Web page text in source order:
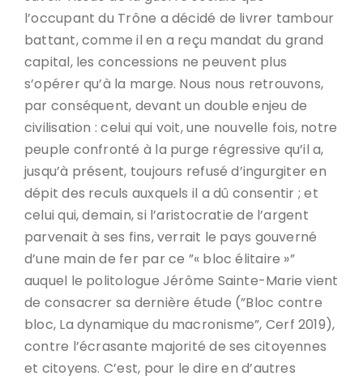
l’occupant du Trône a décidé de livrer tambour
battant, comme il en a reçu mandat du grand
capital, les concessions ne peuvent plus
s’opérer qu’à la marge. Nous nous retrouvons,
par conséquent, devant un double enjeu de
civilisation : celui qui voit, une nouvelle fois, notre
peuple confronté à la purge régressive qu’il a,
jusqu’à présent, toujours refusé d’ingurgiter en
dépit des reculs auxquels il a dû consentir ; et
celui qui, demain, si l’aristocratie de l’argent
parvenait à ses fins, verrait le pays gouverné
d’une main de fer par ce ”« bloc élitaire »”
auquel le politologue Jérôme Sainte-Marie vient
de consacrer sa dernière étude (”Bloc contre
bloc, La dynamique du macronisme”, Cerf 2019),
contre l’écrasante majorité de ses citoyennes
et citoyens. C’est, pour le dire en d’autres